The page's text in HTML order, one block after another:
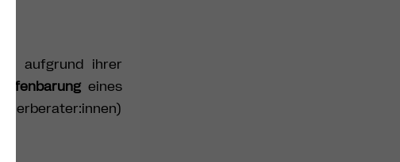
aufgrund ihrer
Offenbarung eines